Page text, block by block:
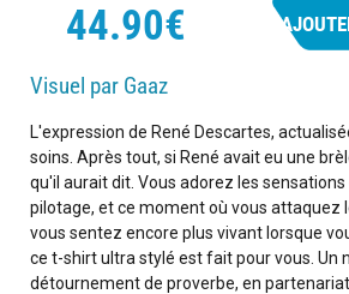
44.90€
Visuel par Gaaz
L'expression de René Descartes,
soins. Après tout, si René avait eu une
qu'il aurait dit. Vous adorez les
pilotage, et ce moment où vous attaquez
vous sentez encore plus vivant lorsque
ce t-shirt ultra stylé est fait pour vous. Un
détournement de proverbe, en